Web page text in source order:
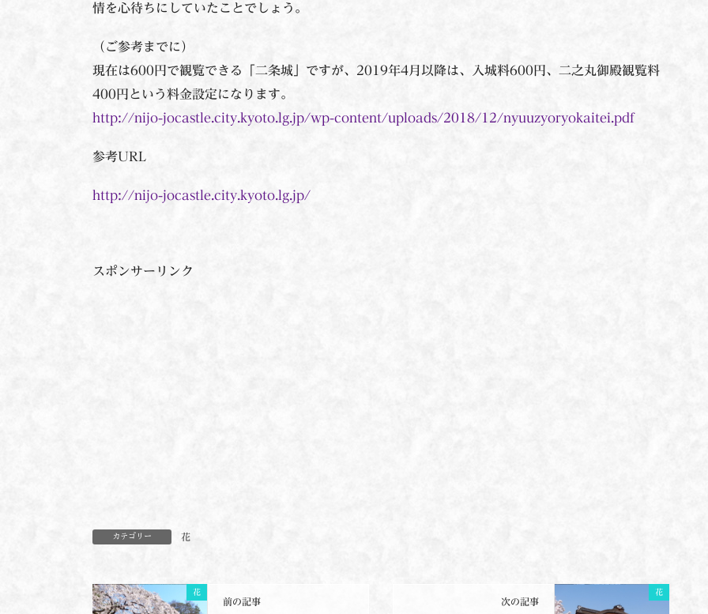
情を心待ちにしていたことでしょう。
（ご参考までに）
現在は600円で観覧できる「二条城」ですが、2019年4月以降は、入城料600円、二之丸御殿観覧料
400円という料金設定になります。
http://nijo-jocastle.city.kyoto.lg.jp/wp-content/uploads/2018/12/nyuuzyoryokaitei.pdf
参考URL
http://nijo-jocastle.city.kyoto.lg.jp/
スポンサーリンク
カテゴリー 花
花
前の記事
花
次の記事